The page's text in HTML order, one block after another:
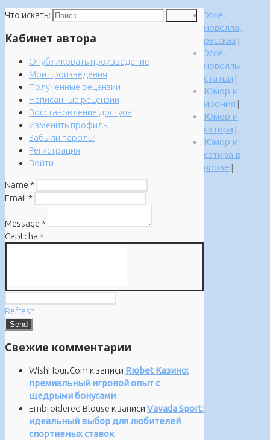
Что искать:
Кабинет автора
Опубликовать произведение
Мои произведения
Полученные рецензии
Написанные рецензии
Восстановление доступа
Изменить профиль
Забыли пароль?
Регистрация
Войти
Name *
Email *
Message *
Captcha *
Refresh
Свежие комментарии
WishHour.Com к записи Riobet Казино:
премиальный игровой опыт с
щедрыми бонусами
Embroidered Blouse к записи Vavada Sport:
идеальный выбор для любителей
спортивных ставок
Эссе,
новелла,
рассказ |
Эссе,
новеллы,
статьи |
Юмор и
ирония |
Юмор и
сатира |
Юмор и
сатира в
прозе |